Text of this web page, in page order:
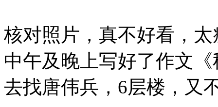
核对照片，真不好看，
中午及晚上写好了作文
去找唐伟兵，6层楼，又